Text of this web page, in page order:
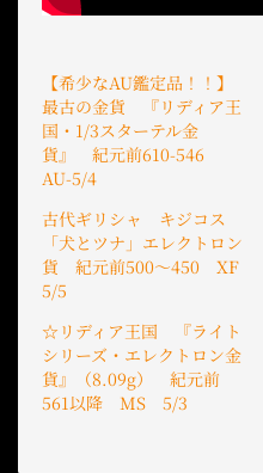
【希少なAU鑑定品！！】
最古の金貨 『リディア王
国・1/3スターテル金
貨』 紀元前610-546
AU-5/4
古代ギリシャ キジコス
「犬とツナ」エレクトロン
貨 紀元前500〜450 XF
5/5
☆リディア王国 『ライト
シリーズ・エレクトロン金
貨』（8.09g） 紀元前
561以降 MS 5/3